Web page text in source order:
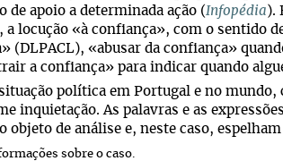
de apoio a determinada ação (Infopédia ).
a locução «à confiança», com o sentido
(DLPACL), «abusar da confiança»
a confiança» para indicar quando
política em Portugal e no mundo,
inquietação. As palavras e as
objeto de análise e, neste caso,
sobre o caso.